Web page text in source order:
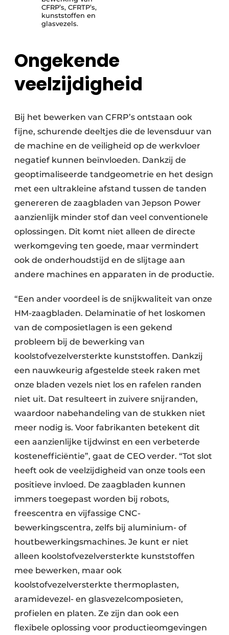
CFRP’s, CFRTP’s,
kunststoffen en
glasvezels.
Ongekende
veelzijdigheid
Bij het bewerken van CFRP’s ontstaan ook
fijne, schurende deeltjes die de levensduur van
de machine en de veiligheid op de werkvloer
negatief kunnen beïnvloeden. Dankzij de
geoptimaliseerde tandgeometrie en het design
met een ultrakleine afstand tussen de tanden
genereren de zaagbladen van Jepson Power
aanzienlijk minder stof dan veel conventionele
oplossingen. Dit komt niet alleen de directe
werkomgeving ten goede, maar vermindert
ook de onderhoudstijd en de slijtage aan
andere machines en apparaten in de productie.
“Een ander voordeel is de snijkwaliteit van onze
HM-zaagbladen. Delaminatie of het loskomen
van de composietlagen is een gekend
probleem bij de bewerking van
koolstofvezelversterkte kunststoffen. Dankzij
een nauwkeurig afgestelde steek raken met
onze bladen vezels niet los en rafelen randen
niet uit. Dat resulteert in zuivere snijranden,
waardoor nabehandeling van de stukken niet
meer nodig is. Voor fabrikanten betekent dit
een aanzienlijke tijdwinst en een verbeterde
kostenefficiëntie”, gaat de CEO verder. “Tot slot
heeft ook de veelzijdigheid van onze tools een
positieve invloed. De zaagbladen kunnen
immers toegepast worden bij robots,
freescentra en vijfassige CNC-
bewerkingscentra, zelfs bij aluminium- of
houtbewerkingsmachines. Je kunt er niet
alleen koolstofvezelversterkte kunststoffen
mee bewerken, maar ook
koolstofvezelversterkte thermoplasten,
aramidevezel- en glasvezelcomposieten,
profielen en platen. Ze zijn dan ook een
flexibele oplossing voor productieomgevingen